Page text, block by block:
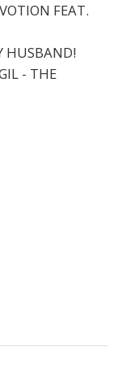
FEAT.
HUSBAND!
- THE